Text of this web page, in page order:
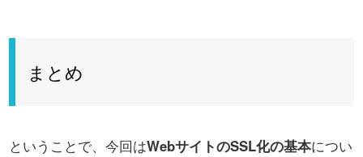
まとめ
ということで、今回はWebサイトのSSL化の基本につい